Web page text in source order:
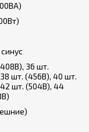
36 шт.
шт. (456В), 40 шт.
шт. (504В), 44